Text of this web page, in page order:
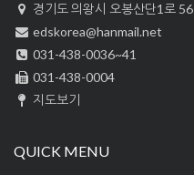
경기도 의왕시 오봉산단1로 56
edskorea@hanmail.net
031-438-0036~41
031-438-0004
지도보기
QUICK MENU